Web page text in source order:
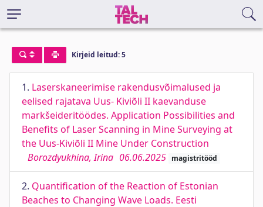
Kirjeid leitud: 5
1. Laserskaneerimise rakendusvõimalused ja
eelised rajatava Uus- Kiviõli II kaevanduse
markšeideritöödes. Application Possibilities and
Benefits of Laser Scanning in Mine Surveying at
the Uus-Kiviõli II Mine Under Construction
Borozdyukhina, Irina 06.06.2025 magistritööd
2. Quantification of the Reaction of Estonian
Beaches to Changing Wave Loads. Eesti